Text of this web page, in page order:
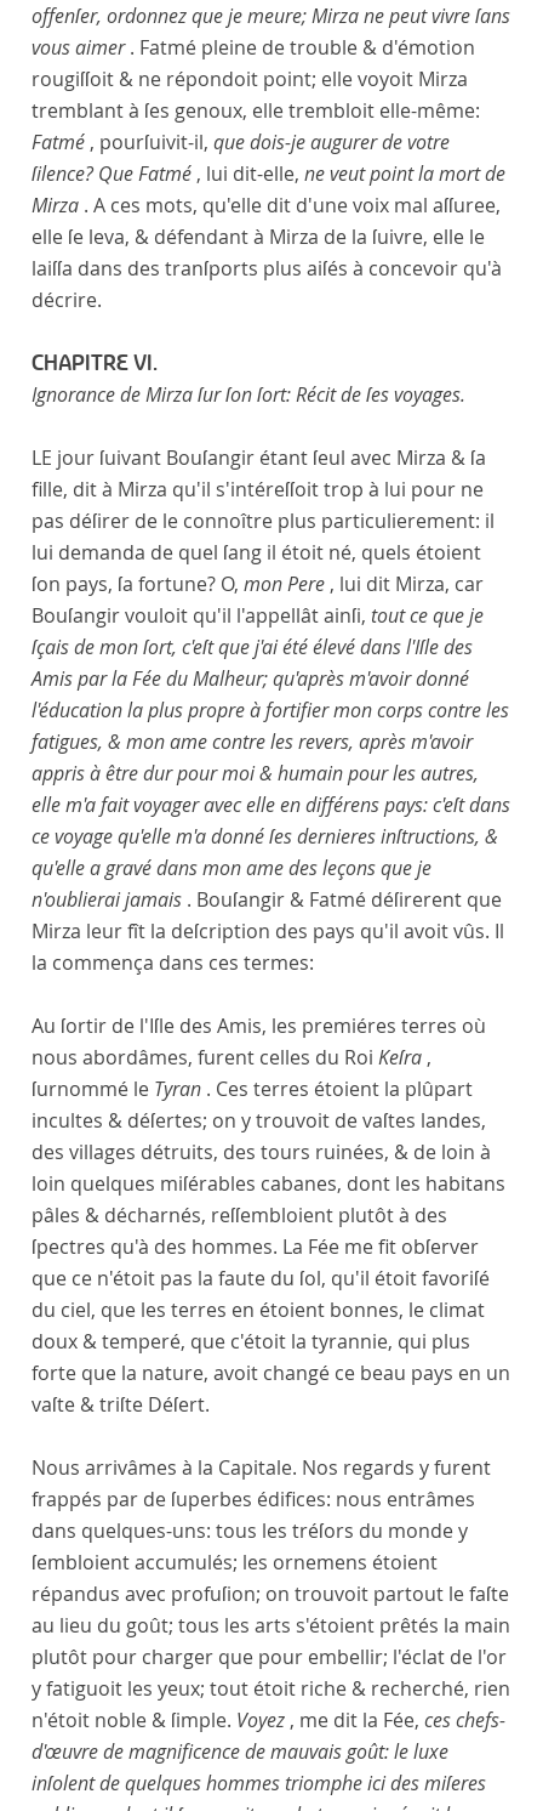
offenſer, ordonnez que je meure; Mirza ne peut vivre ſans
vous aimer. Fatmé pleine de trouble & d'émotion
rougiſſoit & ne répondoit point; elle voyoit Mirza
tremblant à ſes genoux, elle trembloit elle-même:
Fatmé , pourſuivit-il, que dois-je augurer de votre
ſilence? Que Fatmé , lui dit-elle, ne veut point la mort de
Mirza . A ces mots, qu'elle dit d'une voix mal aſſuree,
elle ſe leva, & défendant à Mirza de la ſuivre, elle le
laiſſa dans des tranſports plus aiſés à concevoir qu'à
décrire.
CHAPITRE VI.
Ignorance de Mirza ſur ſon ſort: Récit de ſes voyages.
LE jour ſuivant Bouſangir étant ſeul avec Mirza & ſa
fille, dit à Mirza qu'il s'intéreſſoit trop à lui pour ne
pas déſirer de le connoître plus particulierement: il
lui demanda de quel ſang il étoit né, quels étoient
ſon pays, ſa fortune? O, mon Pere , lui dit Mirza, car
Bouſangir vouloit qu'il l'appellât ainſi, tout ce que je
ſçais de mon ſort, c'eſt que j'ai été élevé dans l'Iſle des
Amis par la Fée du Malheur; qu'après m'avoir donné
l'éducation la plus propre à fortifier mon corps contre les
fatigues, & mon ame contre les revers, après m'avoir
appris à être dur pour moi & humain pour les autres,
elle m'a fait voyager avec elle en différens pays: c'eſt dans
ce voyage qu'elle m'a donné ſes dernieres inſtructions, &
qu'elle a gravé dans mon ame des leçons que je
n'oublierai jamais . Bouſangir & Fatmé déſirerent que
Mirza leur fît la deſcription des pays qu'il avoit vûs. Il
la commença dans ces termes:
Au ſortir de l'Iſle des Amis, les premiéres terres où
nous abordâmes, furent celles du Roi Keſra ,
ſurnommé le Tyran . Ces terres étoient la plûpart
incultes & déſertes; on y trouvoit de vaſtes landes,
des villages détruits, des tours ruinées, & de loin à
loin quelques miſérables cabanes, dont les habitans
pâles & décharnés, reſſembloient plutôt à des
ſpectres qu'à des hommes. La Fée me fit obſerver
que ce n'étoit pas la faute du ſol, qu'il étoit favoriſé
du ciel, que les terres en étoient bonnes, le climat
doux & temperé, que c'étoit la tyrannie, qui plus
forte que la nature, avoit changé ce beau pays en un
vaſte & triſte Déſert.
Nous arrivâmes à la Capitale. Nos regards y furent
frappés par de ſuperbes édifices: nous entrâmes
dans quelques-uns: tous les tréſors du monde y
ſembloient accumulés; les ornemens étoient
répandus avec profuſion; on trouvoit partout le faſte
au lieu du goût; tous les arts s'étoient prêtés la main
plutôt pour charger que pour embellir; l'éclat de l'or
y fatiguoit les yeux; tout étoit riche & recherché, rien
n'étoit noble & ſimple. Voyez , me dit la Fée, ces chefs-
d'œuvre de magnificence de mauvais goût: le luxe
inſolent de quelques hommes triomphe ici des miſeres